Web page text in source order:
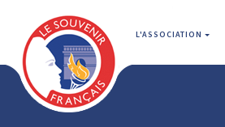
L'ASSOCIATION